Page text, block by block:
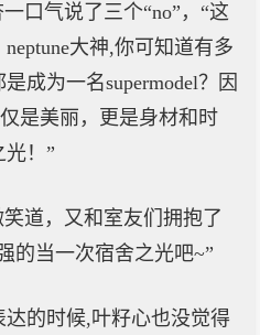
口气说了三个“no”，“这
大神,你可知道有多
成为一名supermodel？因
是美丽，更是身材和时
！”
，又和室友们拥抱了
的当一次宿舍之光吧~”
的时候,叶籽心也没觉得